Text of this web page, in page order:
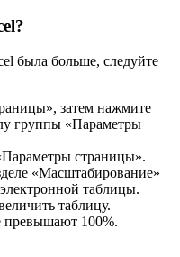
была больше, следуйте
затем нажмите
группы «Параметры
страницы».
«Масштабирование»
таблицы.
таблицу.
превышают 100%.